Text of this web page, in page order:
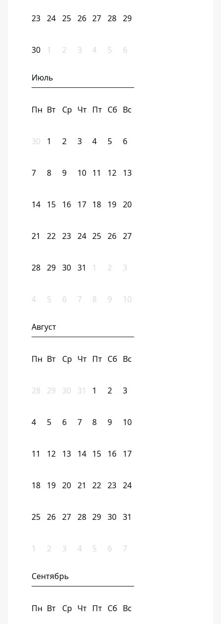
23 24 25 26 27 28 29
30 1 2 3 4 5 6
Июль
Пн Вт Ср Чт Пт Сб Вс
30 1 2 3 4 5 6
7 8 9 10 11 12 13
14 15 16 17 18 19 20
21 22 23 24 25 26 27
28 29 30 31 1 2 3
4 5 6 7 8 9 10
Август
Пн Вт Ср Чт Пт Сб Вс
28 29 30 31 1 2 3
4 5 6 7 8 9 10
11 12 13 14 15 16 17
18 19 20 21 22 23 24
25 26 27 28 29 30 31
1 2 3 4 5 6 7
Сентябрь
Пн Вт Ср Чт Пт Сб Вс